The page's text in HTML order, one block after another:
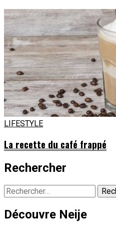
LIFESTYLE
La recette du café frappé
Rechercher
Rechercher :
Découvre Neije